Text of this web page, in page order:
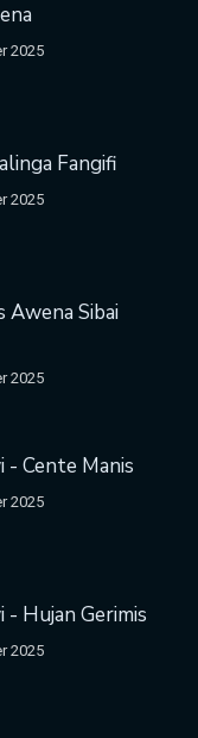
2025
Fangifi
2025
Awena Sibai
2025
- Cente Manis
2025
- Hujan Gerimis
2025